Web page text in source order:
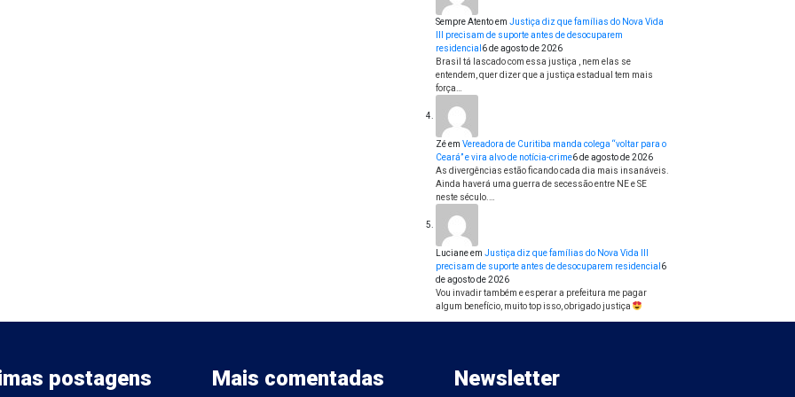
Sempre Atentoem Justiça diz que famílias do Nova Vida
III precisam de suporte antes de desocuparem
residencial 6 de agosto de 2026
Brasil tá lascado com essa justiça , nem elas se
entendem, quer dizer que a justiça estadual tem mais
força…
Zéem Vereadora de Curitiba manda colega “voltar para o
Ceará” e vira alvo de notícia-crime6 de agosto de 2026
As divergências estão ficando cada dia mais insanáveis.
Ainda haverá uma guerra de secessão entre NE e SE
neste século.…
Lucianeem Justiça diz que famílias do Nova Vida III
precisam de suporte antes de desocuparem residencial 6
de agosto de 2026
Vou invadir também e esperar a prefeitura me pagar
algum benefício, muito top isso, obrigado justiça
postagens Mais comentadas Newsletter